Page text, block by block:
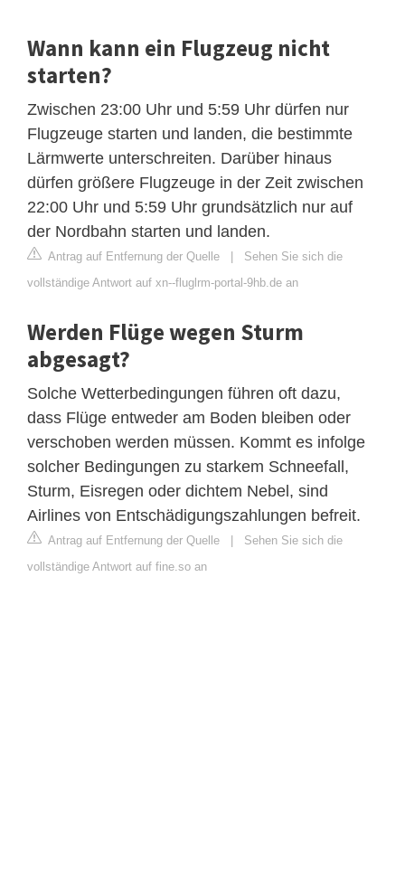
Wann kann ein Flugzeug nicht
starten?
Zwischen 23:00 Uhr und 5:59 Uhr dürfen nur
Flugzeuge starten und landen, die bestimmte
Lärmwerte unterschreiten. Darüber hinaus
dürfen größere Flugzeuge in der Zeit zwischen
22:00 Uhr und 5:59 Uhr grundsätzlich nur auf
der Nordbahn starten und landen.
Antrag auf Entfernung der Quelle
Sehen Sie sich die
vollständige Antwort auf xn--fluglrm-portal-9hb.de an
Werden Flüge wegen Sturm
abgesagt?
Solche Wetterbedingungen führen oft dazu,
dass Flüge entweder am Boden bleiben oder
verschoben werden müssen. Kommt es infolge
solcher Bedingungen zu starkem Schneefall,
Sturm, Eisregen oder dichtem Nebel, sind
Airlines von Entschädigungszahlungen befreit.
Antrag auf Entfernung der Quelle
Sehen Sie sich die
vollständige Antwort auf fine.so an